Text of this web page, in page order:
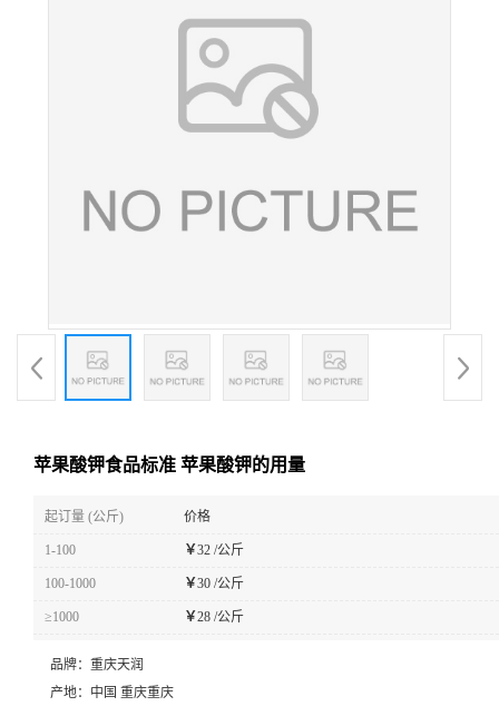
苹果酸钾食品标准 苹果酸钾的用量
起订量 (公斤) 价格
1-100 ￥32 /公斤
100-1000 ￥30 /公斤
≥1000 ￥28 /公斤
品牌： 重庆天润
产地： 中国 重庆重庆